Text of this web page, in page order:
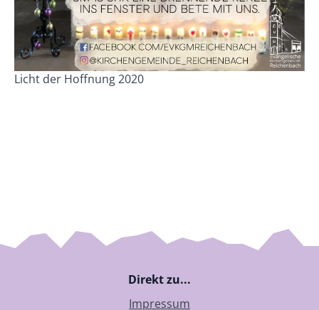
Licht der Hoffnung 2020
Direkt zu...
Impressum